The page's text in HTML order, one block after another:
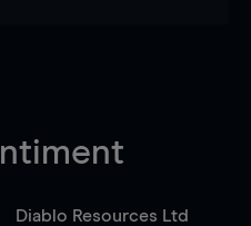
Diablo Resources Ltd